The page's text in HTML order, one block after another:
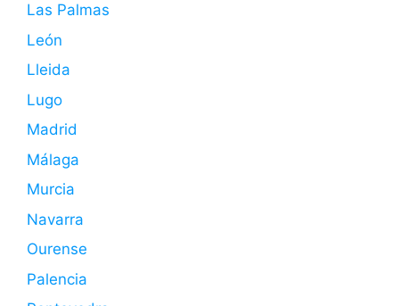
Las Palmas
León
Lleida
Lugo
Madrid
Málaga
Murcia
Navarra
Ourense
Palencia